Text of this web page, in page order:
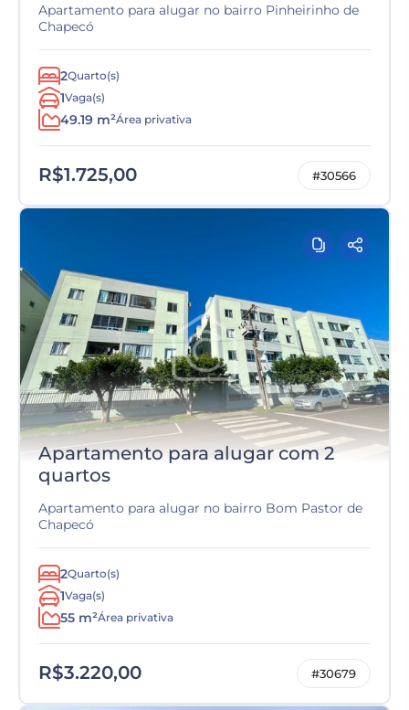
Apartamento para alugar no bairro Pinheirinho de
Chapecó
2Quarto(s)
1Vaga(s)
49.19 m²Área privativa
R$1.725,00 #30566
Apartamento para alugar com 2
quartos
Apartamento para alugar no bairro Bom Pastor de
Chapecó
2Quarto(s)
1Vaga(s)
55 m²Área privativa
R$3.220,00 #30679